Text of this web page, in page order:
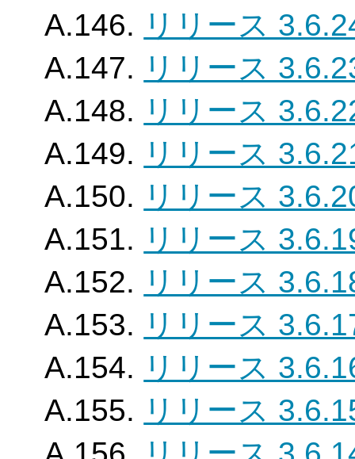
A.146. リリース
A.147. リリース
A.148. リリース
A.149. リリース
A.150. リリース
A.151. リリース
A.152. リリース
A.153. リリース
A.154. リリース
A.155. リリース